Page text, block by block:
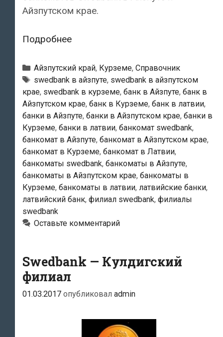
Айзпутском крае.
ПодробнееSwedbank
Банкоматы
в
Айзпуте
Рубрики
Айзпутский край, Курземе, Справочник
Тэги
swedbank в айзпуте, swedbank в айзпутском
крае, swedbank в курземе, банк в Айзпуте, банк в
Айзпутском крае, банк в Курземе, банк в латвии,
банки в Айзпуте, банки в Айзпутском крае, банки в
Курземе, банки в латвии, банкомат swedbank,
банкомат в Айзпуте, банкомат в Айзпутском крае,
банкомат в Курземе, банкомат в Латвии,
банкоматы swedbank, банкоматы в Айзпуте,
банкоматы в Айзпутском крае, банкоматы в
Курземе, банкоматы в латвии, латвийские банки,
латвийский банк, филиал swedbank, филиалы
swedbank
Оставьте комментарий
Swedbank — Кулдигский
филиал
01.03.2017 опубликовал admin